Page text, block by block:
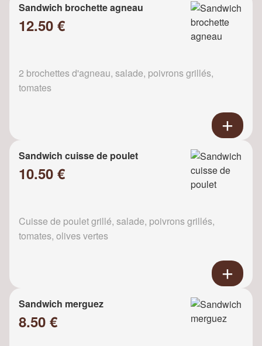
Sandwich brochette agneau
12.50 €
2 brochettes d'agneau, salade, poivrons grillés,
tomates
Sandwich cuisse de poulet
10.50 €
Cuisse de poulet grillé, salade, poivrons grillés,
tomates, olives vertes
Sandwich merguez
8.50 €